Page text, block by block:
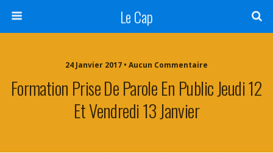
Le Cap
24 Janvier 2017 • Aucun Commentaire
Formation Prise De Parole En Public Jeudi 12
Et Vendredi 13 Janvier